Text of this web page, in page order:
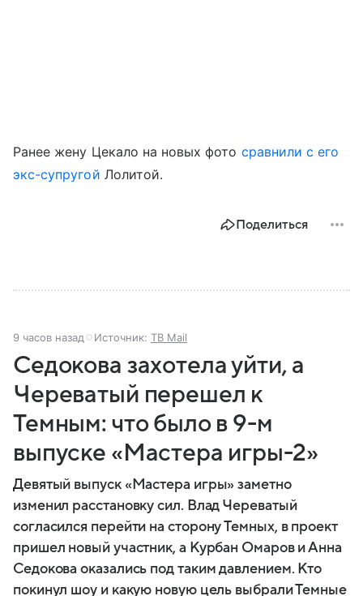
Ранее жену Цекало на новых фото сравнили с его
экс-супругой Лолитой.
Поделиться
9 часов назад Источник: ТВ Mail
Седокова захотела уйти, а
Череватый перешел к
Темным: что было в 9-м
выпуске «Мастера игры-2»
Девятый выпуск «Мастера игры» заметно
изменил расстановку сил. Влад Череватый
согласился перейти на сторону Темных, в проект
пришел новый участник, а Курбан Омаров и Анна
Седокова оказались под таким давлением. Кто
покинул шоу и какую новую цель выбрали Темные